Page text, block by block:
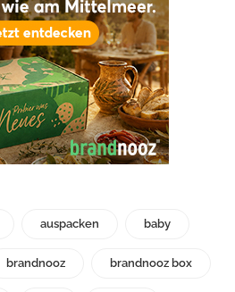
auspacken baby
brandnooz brandnooz box